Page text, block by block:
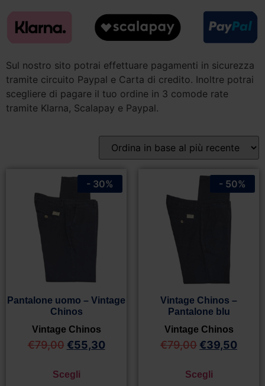
Sul nostro sito potrai effettuare pagamenti in sicurezza
tramite circuito Paypal e Carta di credito. Inoltre potrai
scegliere di pagare il tuo ordine in 3 comode rate
tramite Klarna, Scalapay e Paypal.
Pantalone uomo – Vintage
Chinos
Vintage Chinos
€79,00 €55,30
Scegli
- 30%
Vintage Chinos –
Pantalone blu
Vintage Chinos
€79,00 €39,50
Scegli
- 50%